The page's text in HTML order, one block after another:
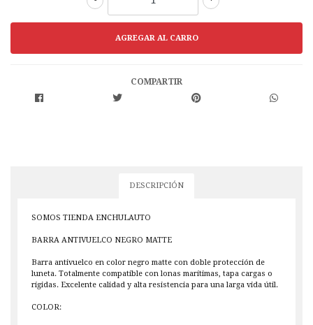
COMPARTIR
DESCRIPCIÓN
SOMOS TIENDA ENCHULAUTO
BARRA ANTIVUELCO NEGRO MATTE
Barra antivuelco en color negro matte con doble protección de
luneta. Totalmente compatible con lonas marítimas, tapa cargas o
rígidas. Excelente calidad y alta resistencia para una larga vida útil.
COLOR: